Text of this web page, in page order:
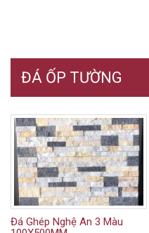
ĐÁ ỐP TƯỜNG
Đá Ghép Nghệ An 3 Màu